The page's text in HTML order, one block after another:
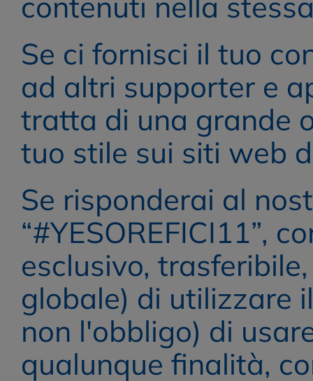
Se ci fornisci il tuo
ad altri supporter e
tratta di una grande
tuo stile sui siti web
Se risponderai al
“#YESOREFICI11”,
esclusivo,
globale) di utilizzare
non l'obbligo) di
qualunque finalità,